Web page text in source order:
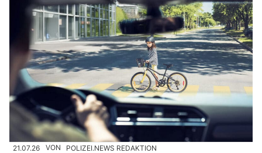
21.07.26 VON POLIZEI.NEWS REDAKTION